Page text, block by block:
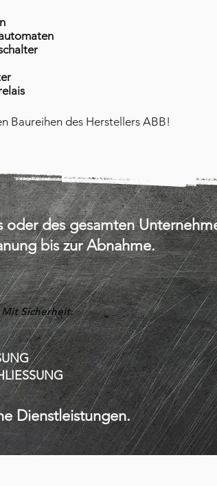
Baureihen des Herstellers ABB!
des gesamten
bis zur Abnahme.
Sicherheit.
Dienstleistungen.